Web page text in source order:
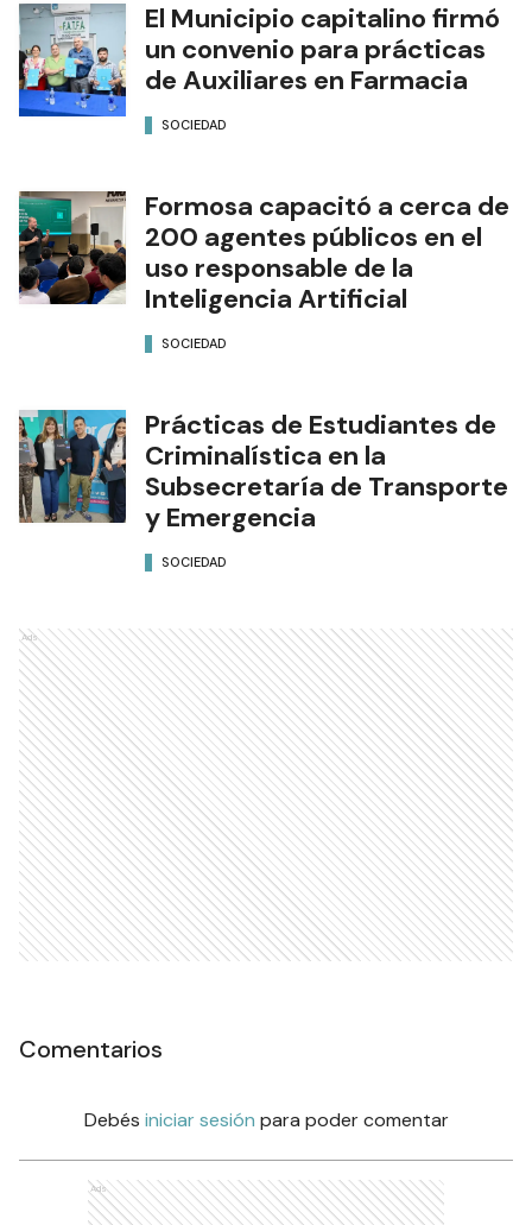
El Municipio capitalino firmó
un convenio para prácticas
de Auxiliares en Farmacia
SOCIEDAD
Formosa capacitó a cerca de
200 agentes públicos en el
uso responsable de la
Inteligencia Artificial
SOCIEDAD
Prácticas de Estudiantes de
Criminalística en la
Subsecretaría de Transporte
y Emergencia
SOCIEDAD
Ads
Comentarios
Debés iniciar sesión para poder comentar
Ads